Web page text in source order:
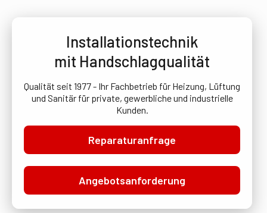
Installationstechnik
mit Handschlagqualität
Qualität seit 1977 - Ihr Fachbetrieb für Heizung, Lüftung
und Sanitär für private, gewerbliche und industrielle
Kunden.
Reparaturanfrage
Angebotsanforderung